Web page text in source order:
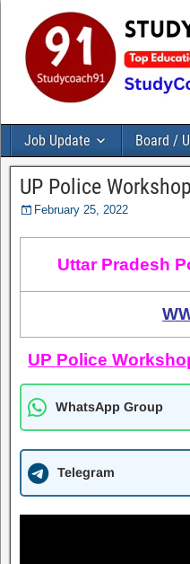
Job Update Board /
UP Police
February 25, 2022
Uttar Pradesh
UP Police
WhatsApp Group
Telegram